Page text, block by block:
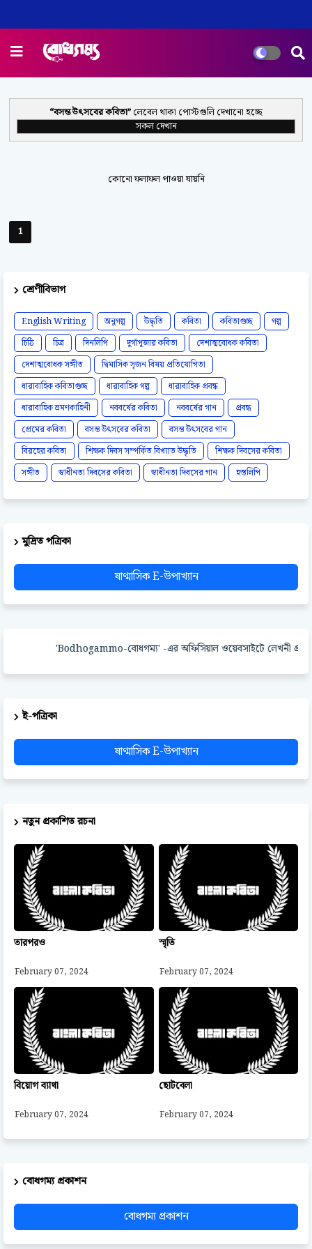
বসন্ত উৎসবের কবিতা লেবেল থাকা পোস্টগুলি দেখানো হচ্ছে
সকল দেখান
কোনো ফলাফল পাওয়া যায়নি
1
শ্রেণীবিভাগ
English Writing অনুগল্প উদ্ধৃতি কবিতা কবিতাগুচ্ছ
গল্প
চিঠি
চিত্র দিনলিপি দুর্গাপূজার কবিতা
দেশাত্মবোধক কবিতা
দেশাত্মবোধক সঙ্গীত
দ্বিমাসিক সৃজন বিষয় প্রতিযোগিতা
ধারাবাহিক কবিতাগুচ্ছ
ধারাবাহিক গল্প
ধারাবাহিক প্রবন্ধ
ধারাবাহিক ভ্রমণকাহিনী
নববর্ষের কবিতা নববর্ষের গান
প্রবন্ধ
প্রেমের কবিতা
বসন্ত উৎসবের কবিতা
বসন্ত উৎসবের গান
বিরহের কবিতা
শিক্ষক দিবস সম্পর্কিত বিখ্যাত উদ্ধৃতি
শিক্ষক দিবসের কবিতা
সঙ্গীত
স্বাধীনতা দিবসের কবিতা স্বাধীনতা দিবসের গান হস্তলিপি
মুদ্রিত পত্রিকা
ষাণ্মাসিক E-উপাখ্যান
'Bodhogammo-বোধগম্য' -এর অফিসিয়াল ওয়েবসাইটে লেখনী প্রকাশ
ই-পত্রিকা
ষাণ্মাসিক E-উপাখ্যান
নতুন প্রকাশিত রচনা
তারপরও
February 07, 2024
স্মৃতি
February 07, 2024
বিয়োগ ব্যাথা
February 07, 2024
ছোটবেলা
February 07, 2024
বোধগম্য প্রকাশন
বোধগম্য প্রকাশন